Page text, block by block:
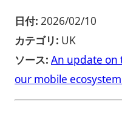
日付: 2026/02/10
カテゴリ: UK
ソース: An update on
our mobile